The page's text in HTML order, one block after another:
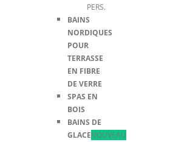
PERS.
BAINS
NORDIQUES
POUR
TERRASSE
EN FIBRE
DE VERRE
SPAS EN
BOIS
BAINS DE
GLACENOUVEAU